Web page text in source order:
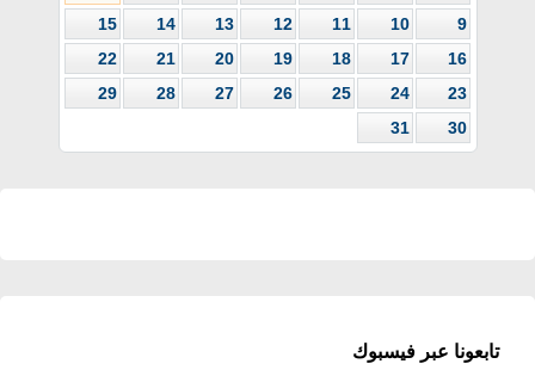
9
10
11
12
13
14
15
16
17
18
19
20
21
22
23
24
25
26
27
28
29
30
31
تابعونا عبر فيسبوك